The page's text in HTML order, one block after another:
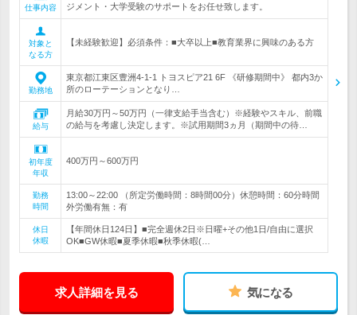
仕事内容
ジメント・大学受験のサポートをお任せ致します。
対象と
なる方
【未経験歓迎】必須条件：■大卒以上■教育業界に興味のある方
勤務地
東京都江東区豊洲4-1-1 トヨスピア21 6F 《研修期間中》 都内3か
所のローテーションとなり…
給与
月給30万円～50万円（一律支給手当含む）※経験やスキル、前職
の給与を考慮し決定します。※試用期間3ヵ月（期間中の待…
初年度
年収
400万円～600万円
勤務
時間
13:00～22:00 （所定労働時間：8時間00分）休憩時間：60分時間
外労働有無：有
休日
休暇
【年間休日124日】■完全週休2日※日曜+その他1日/自由に選択
OK■GW休暇■夏季休暇■秋季休暇(…
求人詳細を見る 気になる